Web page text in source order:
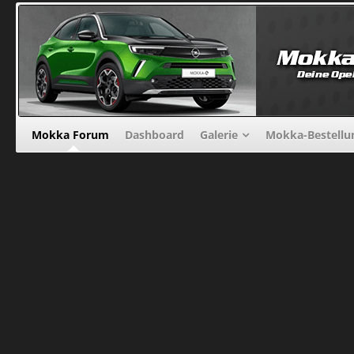
Mokka Forum Dashboard Galerie Mokka-